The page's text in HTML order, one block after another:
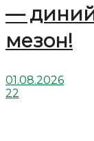
— диний
мезон!
01.08.2026
22